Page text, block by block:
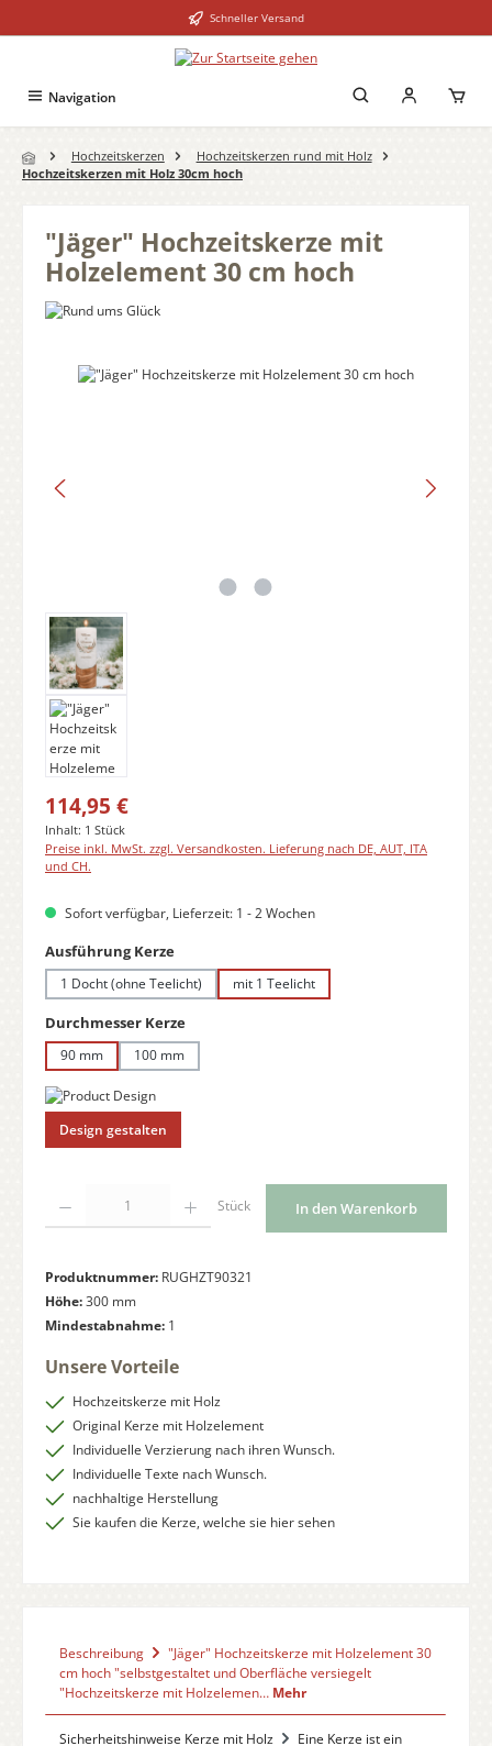
Schneller Versand
Navigation
Hochzeitskerzen
Hochzeitskerzen rund mit Holz
Hochzeitskerzen mit Holz 30cm hoch
"Jäger" Hochzeitskerze mit
Holzelement 30 cm hoch
Bildergalerie überspringen
Regulärer Preis:
114,95 €
Inhalt: 1 Stück
Preise inkl. MwSt. zzgl. Versandkosten. Lieferung nach DE, AUT, ITA
und CH.
Sofort verfügbar, Lieferzeit: 1 - 2 Wochen
Ausführung Kerzeauswählen
1 Docht (ohne Teelicht) mit 1 Teelicht
Durchmesser Kerzeauswählen
90 mm 100 mm
Design gestalten
Stück In den Warenkorb
Produktnummer: RUGHZT90321
Höhe:300 mm
Mindestabnahme: 1
Unsere Vorteile
Hochzeitskerze mit Holz
Original Kerze mit Holzelement
Individuelle Verzierung nach ihren Wunsch.
Individuelle Texte nach Wunsch.
nachhaltige Herstellung
Sie kaufen die Kerze, welche sie hier sehen
Beschreibung
"Jäger" Hochzeitskerze mit Holzelement 30
cm hoch "selbstgestaltet und Oberfläche versiegelt
"Hochzeitskerze mit Holzelemen… Mehr
Sicherheitshinweise Kerze mit Holz
Eine Kerze ist ein